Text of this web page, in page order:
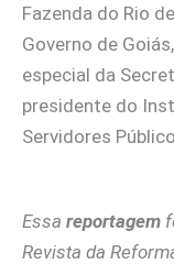
Fazenda do Rio
Governo de
especial da
presidente do
Servidores
Essa reportagem
Revista da